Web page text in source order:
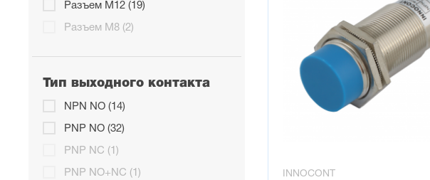
Разъем М12 (19)
Разъем М8 (2)
Тип выходного контакта
NPN NO (14)
PNP NO (32)
PNP NC (1)
PNP NO+NC (1) INNOCONT